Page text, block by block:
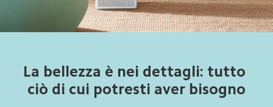
La bellezza è nei dettagli: tutto
ciò di cui potresti aver bisogno